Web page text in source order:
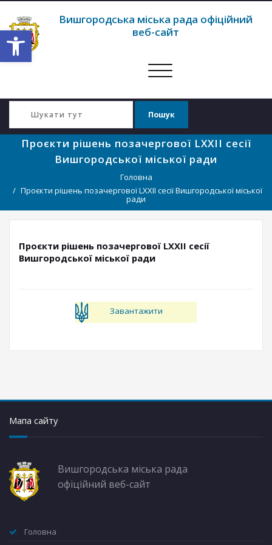
Відкрити Панель інструментів
Вишгородська міська рада офіційний
веб-сайт
Перемкнути
Проєкти рішень позачергової LXXII сесії
Вишгородської міської ради
Головна
Проєкти рішень позачергової LXXII сесії Вишгородської міської
ради
Проєкти рішень позачергової LXXII сесії
Вишгородської міської ради
Завантажити
Мапа сайту
Вишгородська міська рада
офіційний веб-сайт
Головна